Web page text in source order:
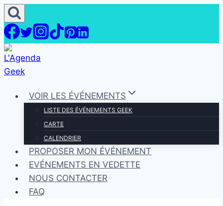
Aller
au
contenu
VOIR LES ÉVÉNEMENTS
LISTE DES ÉVÉNEMENTS GEEK
CARTE
CALENDRIER
PROPOSER MON ÉVÉNEMENT
EVÉNEMENTS EN VEDETTE
NOUS CONTACTER
FAQ